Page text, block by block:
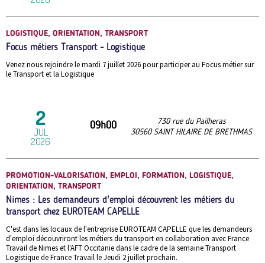
LOGISTIQUE, ORIENTATION, TRANSPORT
Focus métiers Transport - Logistique
Venez nous rejoindre le mardi 7 juillet 2026 pour participer au Focus métier sur
le Transport et la Logistique
2
JUL
2026
09h00
730 rue du Pailheras
30560 SAINT HILAIRE DE BRETHMAS
PROMOTION-VALORISATION, EMPLOI, FORMATION, LOGISTIQUE,
ORIENTATION, TRANSPORT
Nimes : Les demandeurs d'emploi découvrent les métiers du
transport chez EUROTEAM CAPELLE
C'est dans les locaux de l'entreprise EUROTEAM CAPELLE que les demandeurs
d'emploi découvriront les métiers du transport en collaboration avec France
Travail de Nimes et l'AFT Occitanie dans le cadre de la semaine Transport
Logistique de France Travail le Jeudi 2 juillet prochain.